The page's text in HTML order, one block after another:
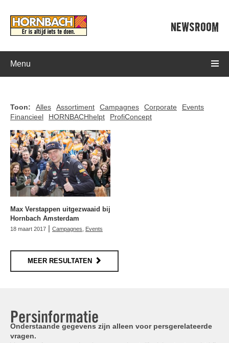
NEWSROOM
Menu
Toon: Alles Assortiment Campagnes Corporate
Events
Financieel
HORNBACHhelpt ProfiConcept
Max Verstappen uitgezwaaid bij
Hornbach Amsterdam
18 maart 2017 | Campagnes Events
MEER RESULTATEN
Persinformatie
Onderstaande gegevens zijn alleen voor persgerelateerde
vragen.